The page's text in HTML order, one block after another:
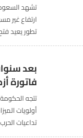
تشهد
ارتفاع غير
على تحقيق
بعد
فاتورة
تتجه
أولويات
تداعيات
العجز